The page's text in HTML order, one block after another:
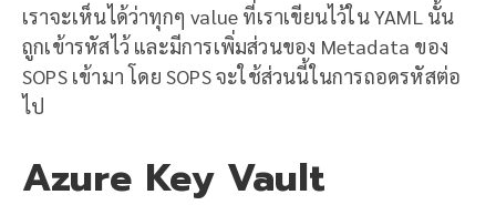
เราจะเห็นได้ว่าทุกๆ value ที่เราเขียนไว้ใน YAML นั้น
ถูกเข้ารหัสไว้ และมีการเพิ่มส่วนของ Metadata ของ
SOPS เข้ามา โดย SOPS จะใช้ส่วนนี้ในการถอดรหัสต่อ
ไป
Azure Key Vault